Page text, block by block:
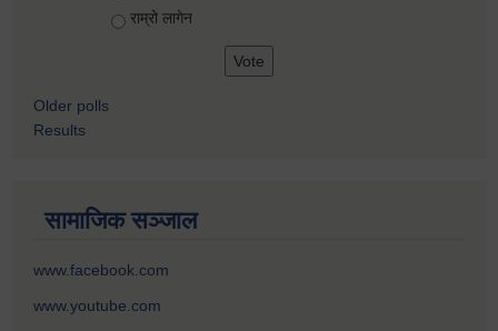
राम्रो लागेन
Older polls
Results
सामाजिक सञ्जाल
www.facebook.com
www.youtube.com